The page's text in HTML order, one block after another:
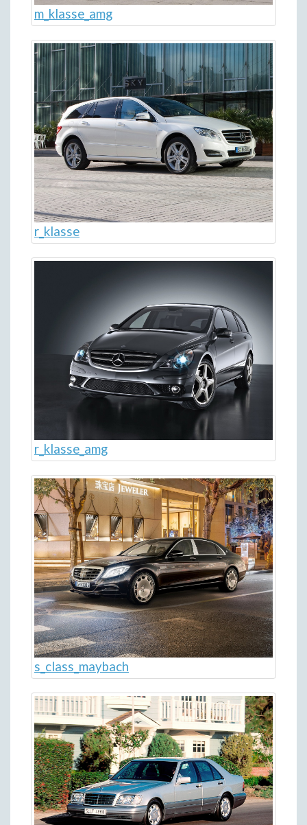
m_klasse_amg
r_klasse
r_klasse_amg
s_class_maybach